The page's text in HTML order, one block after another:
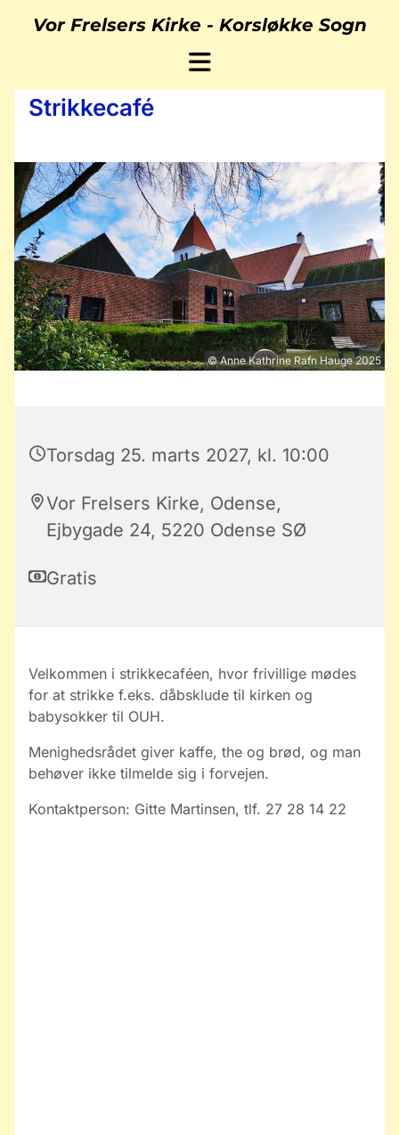
Vor Frelsers Kirke - Korsløkke Sogn
Strikkecafé
© Anne Kathrine Rafn Hauge 2025
Torsdag 25. marts 2027, kl. 10:00
Vor Frelsers Kirke, Odense,
Ejbygade 24, 5220 Odense SØ
Gratis
Velkommen i strikkecaféen, hvor frivillige mødes
for at strikke f.eks. dåbsklude til kirken og
babysokker til OUH.
Menighedsrådet giver kaffe, the og brød, og man
behøver ikke tilmelde sig i forvejen.
Kontaktperson: Gitte Martinsen, tlf. 27 28 14 22